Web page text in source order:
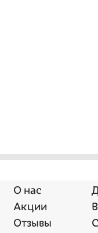
О нас
Акции
Отзывы